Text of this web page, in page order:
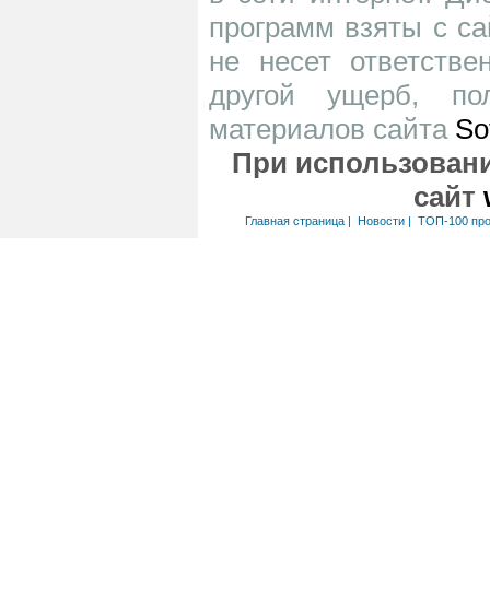
программ взяты с
не несет
другой ущерб,
материалов сайта
При
сайт
Главная страница| Новости| ТОП-100